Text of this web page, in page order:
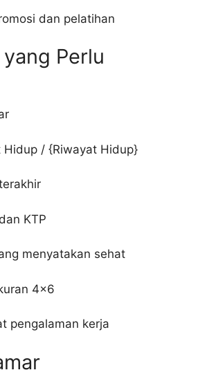
dan pelatihan
Perlu
Hidup / {Riwayat Hidup}
KTP
menyatakan sehat
4×6
pengalaman kerja